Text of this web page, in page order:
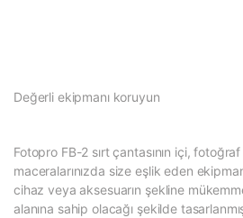
Değerli ekipmanı koruyun
Fotopro FB-2 sırt çantasının içi,
maceralarınızda size eşlik eden
cihaz veya aksesuarın şekline
alanına sahip olacağı şekilde